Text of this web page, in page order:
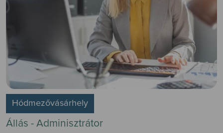
Hódmezővásárhely
Állás - Adminisztrátor